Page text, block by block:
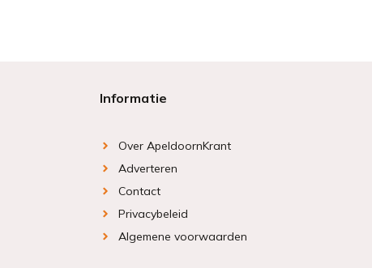
Informatie
Over ApeldoornKrant
Adverteren
Contact
Privacybeleid
Algemene voorwaarden